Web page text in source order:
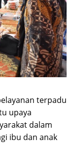
terpadu
upaya
dalam
ibu dan anak